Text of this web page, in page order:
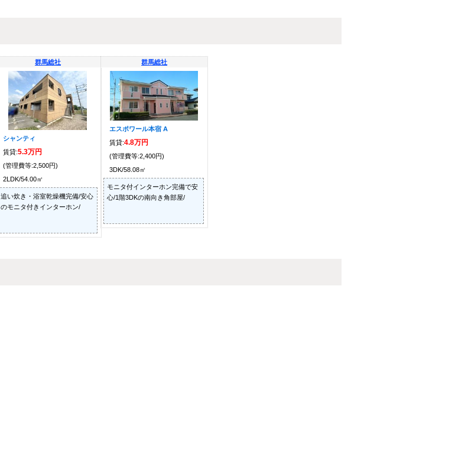
群馬総社
シャンティ
賃貸:5.3万円
(管理費等:2,500円)
2LDK/54.00㎡
追い炊き・浴室乾燥機完備/安心
のモニタ付きインターホン/
群馬総社
エスポワール本宿 A
賃貸:4.8万円
(管理費等:2,400円)
3DK/58.08㎡
モニタ付インターホン完備で安
心/1階3DKの南向き角部屋/